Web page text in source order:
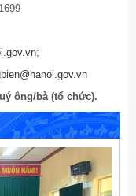
;
ông/bà (tổ chức).